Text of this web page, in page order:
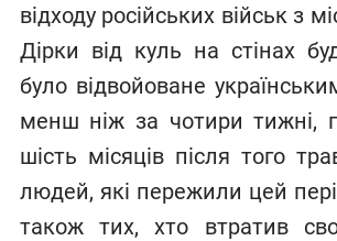
відходу російських військ з
Дірки від куль на стінах
було відвойоване
менш ніж за чотири тижні,
шість місяців після того
людей, які пережили цей
також тих, хто втратив